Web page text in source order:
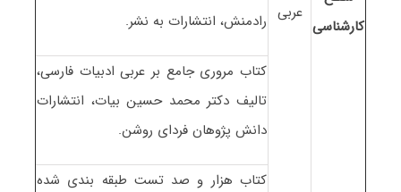
کارشناسی
عربی رادمنش، انتشارات به نشر.
کتاب مروری جامع بر عربی ادبیات فارسی،
تالیف دکتر محمد حسین بیات، انتشارات
دانش پژوهان فردای روشن.
کتاب هزار و صد تست طبقه بندی شده